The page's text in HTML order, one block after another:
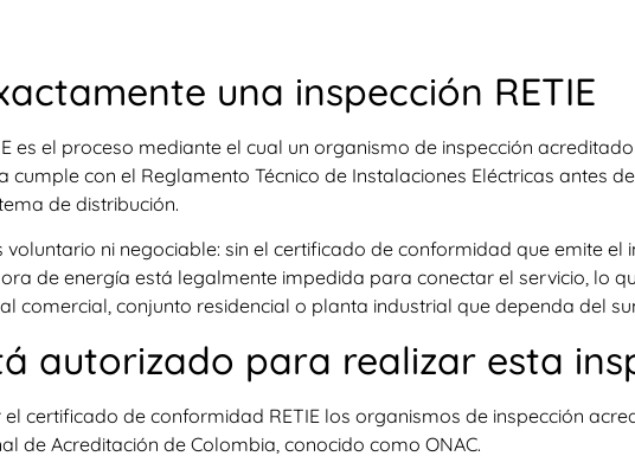
una inspección RETIE
es el proceso mediante el cual un organismo de inspección
cumple con el Reglamento Técnico de Instalaciones Eléctricas antes
de distribución.
voluntario ni negociable: sin el certificado de conformidad que emite el
de energía está legalmente impedida para conectar el servicio, lo
comercial, conjunto residencial o planta industrial que dependa del
autorizado para realizar esta
certificado de conformidad RETIE los organismos de inspección
de Acreditación de Colombia, conocido como ONAC.